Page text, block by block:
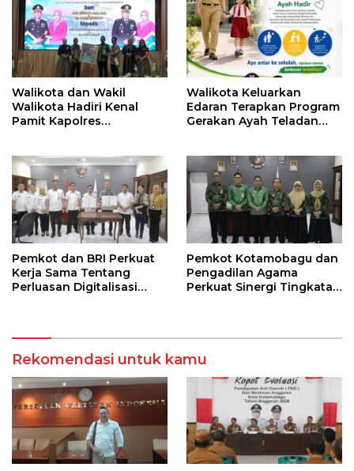
Walikota dan Wakil
Walikota Hadiri Kenal
Pamit Kapolres
Walikota Keluarkan
Edaran Terapkan Program
Gerakan Ayah Teladan
Pemkot dan BRI Perkuat
Kerja Sama Tentang
Perluasan Digitalisasi
Pemkot Kotamobagu dan
Pengadilan Agama
Perkuat Sinergi Tingkatan
Rekomendasi untuk kamu